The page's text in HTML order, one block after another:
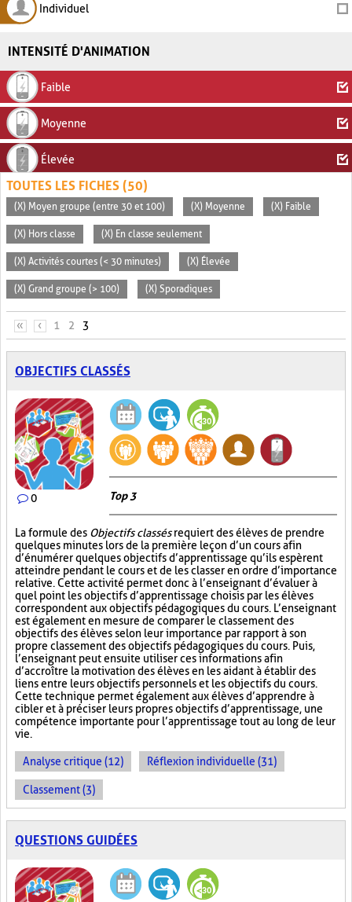
Individuel
INTENSITÉ D'ANIMATION
Faible
Moyenne
Élevée
TOUTES LES FICHES (50)
(X) Moyen groupe (entre 30 et 100) (X) Moyenne (X) Faible
(X) Hors classe (X) En classe seulement
(X) Activités courtes (< 30 minutes) (X) Élevée
(X) Grand groupe (> 100) (X) Sporadiques
PAGES
« ‹ 1 2 3
OBJECTIFS CLASSÉS
0 Top 3
La formule des Objectifs classésrequiert des élèves de prendre
quelques minutes lors de la première leçon d’un cours afin
d’énumérer quelques objectifs d’apprentissage qu’ils espèrent
atteindre pendant le cours et de les classer en ordre d’importance
relative. Cette activité permet donc à l’enseignant d’évaluer à
quel point les objectifs d’apprentissage choisis par les élèves
correspondent aux objectifs pédagogiques du cours. L’enseignant
est également en mesure de comparer le classement des
objectifs des élèves selon leur importance par rapport à son
propre classement des objectifs pédagogiques du cours. Puis,
l’enseignant peut ensuite utiliser ces informations afin
d’accroître la motivation des élèves en les aidant à établir des
liens entre leurs objectifs personnels et les objectifs du cours.
Cette technique permet également aux élèves d’apprendre à
cibler et à préciser leurs propres objectifs d’apprentissage, une
compétence importante pour l’apprentissage tout au long de leur
vie.
Analyse critique (12) Réflexion individuelle (31)
Classement (3)
QUESTIONS GUIDÉES